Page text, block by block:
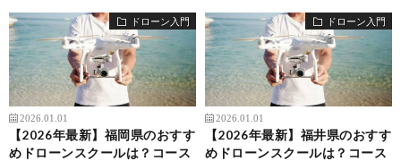
ドローン入門
2026.01.01
【2026年最新】福岡県のおすす
めドローンスクールは？コース
ドローン入門
2026.01.01
【2026年最新】福井県のおすす
めドローンスクールは？コース